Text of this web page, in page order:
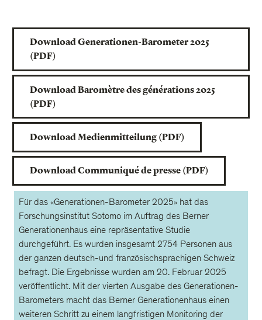
Download Generationen-Barometer 2025
(PDF)
Download Baromètre des générations 2025
(PDF)
Download Medienmitteilung (PDF)
Download Communiqué de presse (PDF)
Für das «Generationen-Barometer 2025» hat das
Forschungsinstitut Sotomo im Auftrag des Berner
Generationenhaus eine repräsentative Studie
durchgeführt. Es wurden insgesamt 2754 Personen aus
der ganzen deutsch-und französischsprachigen Schweiz
befragt. Die Ergebnisse wurden am 20. Februar 2025
veröffentlicht. Mit der vierten Ausgabe des Generationen-
Barometers macht das Berner Generationenhaus einen
weiteren Schritt zu einem langfristigen Monitoring der